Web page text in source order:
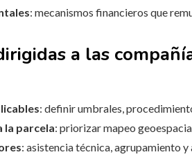
: mecanismos financieros que
a las
: definir umbrales,
la parcela: priorizar mapeo
: asistencia técnica, agrupamiento